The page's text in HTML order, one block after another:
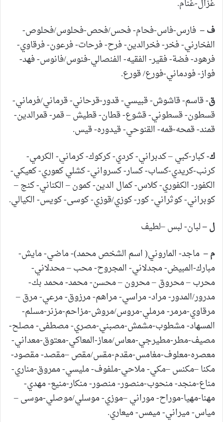
غزال-غنام.
ف –فارس-فاس-فحام- فحس/فحص-فحلوس/فحلوص-
الفخارني- فخر- فخرالدين- فرح- فرحات- فرعون- فرقاوي-
فرهود- فضة- فقير- الفقيه- الفنصالي-فنوس/فانوس- فهد-
فواز- فودماني-فورع/ قورع.
ق-قاسم- قاشوش- قبيسي- قدور-قرحاني- قرماني/فرماني-
قسطون- قسطوني- قشوع- قطان- قطيش – قمر- قمرالدين-
قمند- قمحه-قمه- القنوحي- قيدوره- قيس.
ك-كبار-كبي – كدبراني- كردي- كركوك- كرماني- الكرمي-
كرنب-كريدي-كساب- كسار- كسرواني- كشلي كعوري- كعيكي-
الكفور- الكفوري- كلاس- كمال الدين- كمون – الكناني- كنج –
كوبراني- كوثراني- كور- كوزي/قوزي- كوسى- كويس- الكيالي.
ل –لبان- لبس –لطيف
م –ماجد- الماروني( اسم الشخص محمد)- ماضي- مايش-
مبارك-المبيض- مجدلاني- المجروح- محب – محدلاني-
محرب – محروق – محرون – محسن- محمد- محمد بك-
مدرور/المدور- مراد- مراسي- مراهم- مرزوق- مرعي- مرق –
مرقاوي-مرمر- مرملي-مروس/مروش-مزاحم-مزنر-مسلم-
المسهاد- مشطوب-مشمش-مصبني-مصري- مصطفى- مصلح-
مصيف-مطر-مطيرجي-معاس/معاز-المعاكي-معتوق-معداني-
معصره-معلوف-مغامس-مقدم-مقس/مقص –مقصد- مقصود-
مكنا –مكنس –مكي- ملاحي-ملفوف- مليسي- ممروق-مناري-
مناع-منجد- منحوب-منصور- منصور- منكار-منيع- مهدي-
مهنا-مهيا-موراح- موراني –موزي- موسلي/موصلي-موسى –
مياس- ميراني- ميمس- ميعاري.